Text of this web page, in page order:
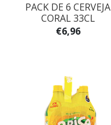
PACK DE 6 CERVEJA
CORAL 33CL
€6,96